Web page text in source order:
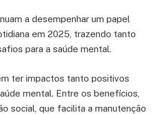
a desempenhar um papel
em 2025, trazendo tanto
para a saúde mental.
ter impactos tanto positivos
mental. Entre os benefícios,
social, que facilita a manutenção